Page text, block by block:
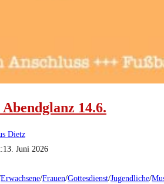
14.6.
Dietz
13. Juni 2026
Erwachsene/Frauen/Gottesdienst/Jugendliche/